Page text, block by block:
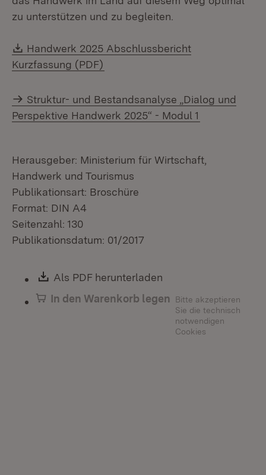
zu unterstützen und zu begleiten.
Download:
Handwerk 2025 Abschlussbericht
Kurzfassung (PDF)
Struktur- und Bestandsanalyse „Dialog und
Perspektive Handwerk 2025“ - Modul 1
Herausgeber: Ministerium für Wirtschaft,
Handwerk und Tourismus
Publikationsart: Broschüre
Format: DIN A4
Seitenzahl: 130
Publikationsdatum: 01/2017
Download:
Als PDF herunterladen
In den Warenkorb legen
Bitte akzeptieren
Sie die technisch
notwendigen
Cookies